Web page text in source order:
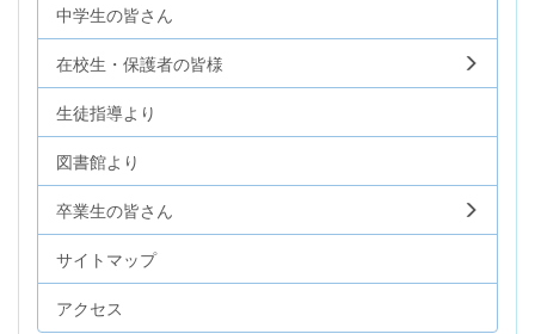
中学生の皆さん
在校生・保護者の皆様
生徒指導より
図書館より
卒業生の皆さん
サイトマップ
アクセス